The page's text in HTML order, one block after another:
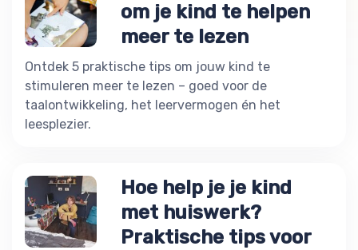
om je kind te helpen
meer te lezen
Ontdek 5 praktische tips om jouw kind te
stimuleren meer te lezen – goed voor de
taalontwikkeling, het leervermogen én het
leesplezier.
Hoe help je je kind
met huiswerk?
Praktische tips voor